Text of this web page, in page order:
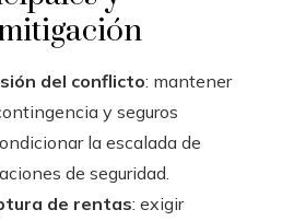
del conflicto: mantener
y seguros
la escalada de
de seguridad.
de rentas: exigir